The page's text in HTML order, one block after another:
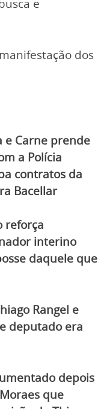
e
dos
e Carne prende
a Polícia
contratos da
Bacellar
reforça
interino
daquele que
Rangel e
deputado era
depois
que